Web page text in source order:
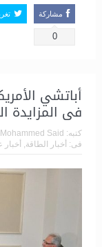
مشاركة
0
أباتشي
فى المزايدة العالمية
كتبه: Mohammed Said
فى: أخبار الطاقة, أخبار